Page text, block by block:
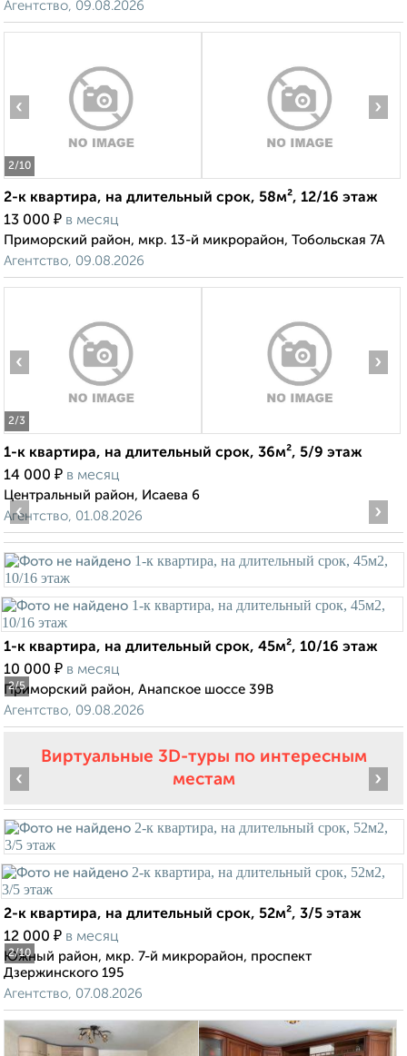
Агентство, 09.08.2026
2/10
‹ ›
2-к квартира, на длительный срок, 58м², 12/16 этаж
13 000 ₽ в месяц
Приморский район, мкр. 13-й микрорайон, Тобольская 7А
Агентство, 09.08.2026
2/3
‹ ›
1-к квартира, на длительный срок, 36м², 5/9 этаж
14 000 ₽ в месяц
Центральный район, Исаева 6
Агентство, 01.08.2026
2/5
‹ ›
1-к квартира, на длительный срок, 45м², 10/16 этаж
10 000 ₽ в месяц
Приморский район, Анапское шоссе 39В
Агентство, 09.08.2026
Виртуальные 3D-туры по интересным
местам
2/10
‹ ›
2-к квартира, на длительный срок, 52м², 3/5 этаж
12 000 ₽ в месяц
Южный район, мкр. 7-й микрорайон, проспект
Дзержинского 195
Агентство, 07.08.2026